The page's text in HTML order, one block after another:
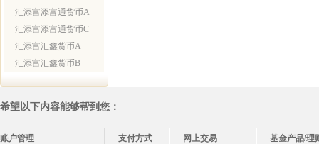
汇添富添富通货币A
汇添富添富通货币C
汇添富汇鑫货币A
汇添富汇鑫货币B
希望以下内容能够帮到您：
账户管理
支付方式
网上交易
基金产品/理